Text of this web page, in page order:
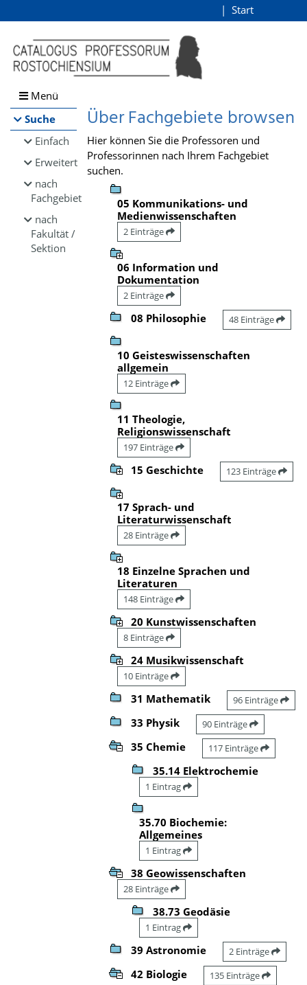
Browsen
direkt zum Inhalt
Start
Menü
Suche
Einfach
Erweitert
nach
Fachgebiet
nach
Fakultät /
Sektion
Über Fachgebiete browsen
Hier können Sie die Professoren und
Professorinnen nach Ihrem Fachgebiet
suchen.
05 Kommunikations- und
Medienwissenschaften
2 Einträge
06 Information und
Dokumentation
2 Einträge
08 Philosophie 48 Einträge
10 Geisteswissenschaften
allgemein
12 Einträge
11 Theologie,
Religionswissenschaft
197 Einträge
15 Geschichte 123 Einträge
17 Sprach- und
Literaturwissenschaft
28 Einträge
18 Einzelne Sprachen und
Literaturen
148 Einträge
20 Kunstwissenschaften
8 Einträge
24 Musikwissenschaft
10 Einträge
31 Mathematik 96 Einträge
33 Physik 90 Einträge
35 Chemie 117 Einträge
35.14 Elektrochemie
1 Eintrag
35.70 Biochemie:
Allgemeines
1 Eintrag
38 Geowissenschaften
28 Einträge
38.73 Geodäsie
1 Eintrag
39 Astronomie 2 Einträge
42 Biologie 135 Einträge